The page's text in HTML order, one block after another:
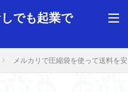
でも起業で
メルカリで圧縮袋を使って送料を